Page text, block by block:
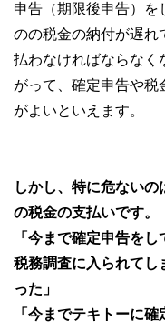
申告（期限後申告）を
のの税金の納付が遅れ
払わなければならなく
がって、確定申告や
がよいといえます。
しかし、特に危ない
の税金の支払いです。
「今まで確定申告を
税務調査に入られてし
った」
「今までテキトーに